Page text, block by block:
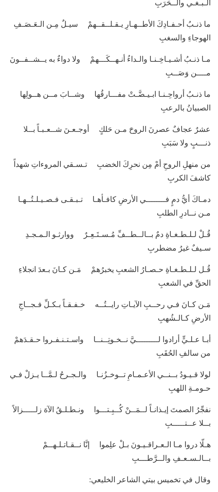
الـبـغـي والــحَرَبِ
ما ذنـبُ أحـفـادِكَ الأطــهـارِ يـقـلــقــهمْ سيـلٌ مِـن الـعَـصَـفِ
الهوجاءِ والسغبِ
مـا ذنـبُ أشـيـاخِـنـا والـداءُ أنـهــكَـــهمْ ولا دواءٌ به يــشــفــونَ
مــــن وَصَــبِ
ما ذنـبُ أرواحِـنـا ابـيـضَّـتْ مفـــارقُها وشــابَ مــن هــولِها
الصبيانُ بالرعبِ
عشرٌ عجافٌ عصرنَ الروحَ مـن حَلكٍ أوجـعـنَ شــعـبـاً بــلا
ذنـــبٍ ولا سَبَبِ
من منهلِ الروحِ أمْ مِن نحرِكَ الخضبِ تـسـقي المروءاتِ شهداً
كاشفَ الكربِ
دمـاكَ أيُّ دمٍ فــــــــي الأرضِ كافـأهـا تـبـقـى فـصـيـلـتُــهـا
مـن نــادرِ الطلبِ
قُـلْ لـلـطـغـاةِ دمٌ بــالــطــفِّ مُـسـتَـعِـرٌ ووارثـو الـمـجـدِ
سـيفٌ غيرُ مضطربِ
قُـل لـلـطـغـاةِ حـصـارُ الشعبِ يخبرُهمْ مَـن كـانَ بـعدَ انجلاءِ
الحقِّ في الشعبِ
مَـن كـانَ فـي رحــبِ الآيـاتِ رايــتُــه خـفـقـاً بـكـلِّ فـجــاجِ
الأرضِ كـالـشُهبِ
أبـا عـلـيٍّ أرادوا لـــــــــيَّ نــخـوتِــنــا واسـتـنـفـروا حـقـدَهمْ
من سالفِ الحُقَبِ
لولا قـيـودُ بــنــي الأعـمـامِ تــوخـزُنـا والـجـرحُ لـمَّــا يـزلْ فـي
حـومـةِ اللهبِ
نفجِّرُ الصمتَ إيـذانـاً لــمَــنْ كُــبِـتـــوا ونـطـلـقُ الآهَ زلـــــزالاً
بــلا عــتـــــبِ
هـلّا دروا مـا الـعـراقـيـونَ بـلْ علِموا إنَّا نــقـاتـلـهــمْ
بــالـسـعـفِ والــرَّطـــبِ
وقال في تخميس بيتي الشاعر الخليعي: